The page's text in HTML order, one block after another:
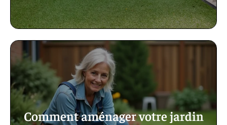
Comment aménager votre jardin